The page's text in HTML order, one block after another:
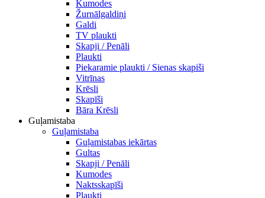
Kumodes
Žurnālgaldiņi
Galdi
TV plaukti
Skapji / Penāli
Plaukti
Piekaramie plaukti / Sienas skapiši
Vitrīnas
Krēsli
Skapīši
Bāra Krēsli
Guļamistaba
Guļamistaba
Guļamistabas iekārtas
Gultas
Skapji / Penāli
Kumodes
Naktsskapīši
Plaukti